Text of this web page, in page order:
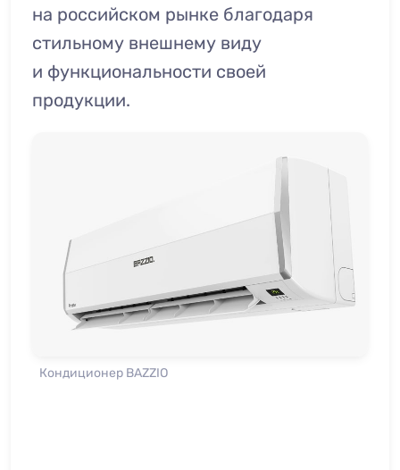
на российском рынке благодаря
стильному внешнему виду
и функциональности своей
продукции.
Кондиционер BAZZIO